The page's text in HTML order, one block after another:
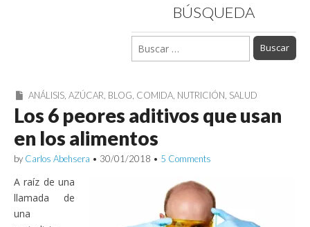
BÚSQUEDA
Buscar:
ANÁLISIS,AZÚCAR, BLOG, COMIDA, NUTRICIÓN, SALUD
Los 6 peores aditivos que usan
en los alimentos
by Carlos Abehsera • 30/01/2018 • 5 Comments
A raíz de una
llamada de
una